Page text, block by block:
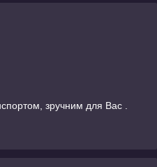
зручним для Вас .